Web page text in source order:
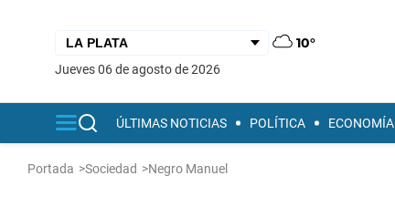
10°
jueves 06 de agosto de 2026
ÚLTIMAS NOTICIAS POLÍTICA ECONOMÍA
Portada >Sociedad >Negro Manuel